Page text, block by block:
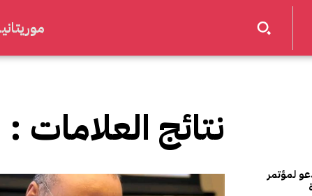
نتائج العلامات :
لمؤتمر